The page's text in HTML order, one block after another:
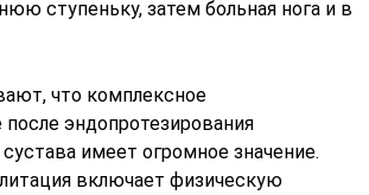
ступеньку, затем больная нога и в
что комплексное
эндопротезирования
имеет огромное значение.
включает физическую